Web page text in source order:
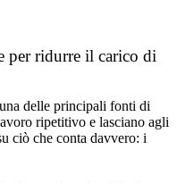
per ridurre il carico di
delle principali fonti di
ripetitivo e lasciano agli
ciò che conta davvero: i